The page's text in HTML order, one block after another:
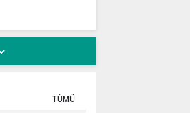
TÜMÜ